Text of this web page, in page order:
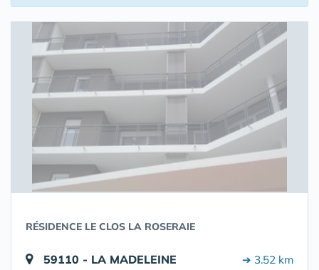
RÉSIDENCE LE CLOS LA ROSERAIE
59110 - LA MADELEINE ➔ 3.52 km